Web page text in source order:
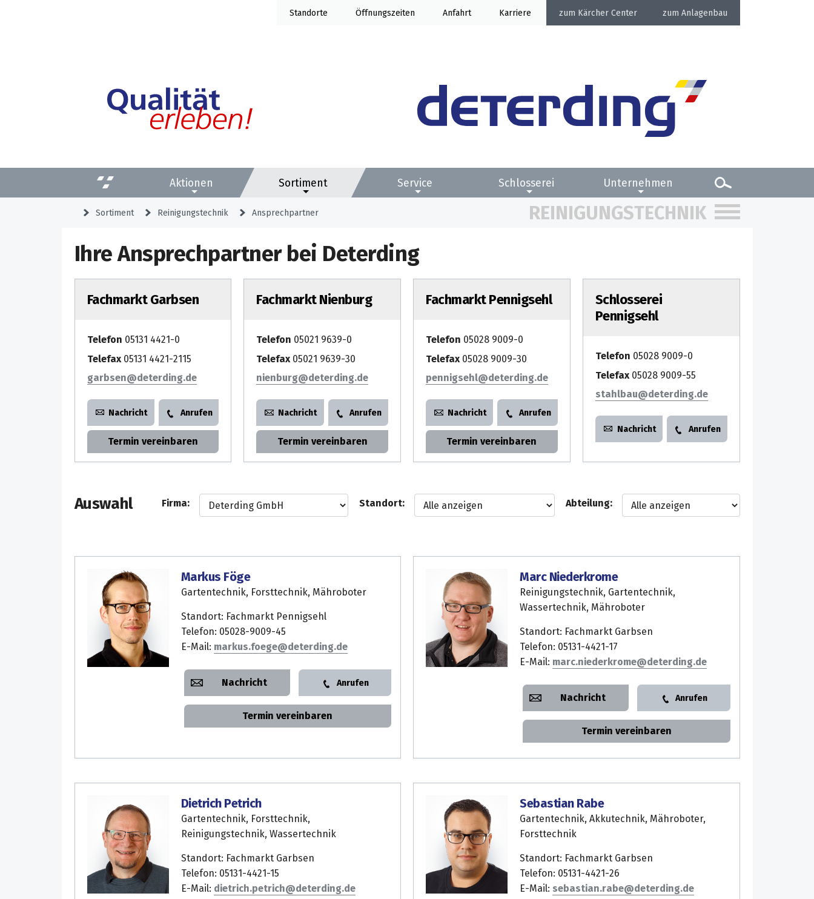
Standorte Öffnung Anfahrt Karriere Kärcher Center Anlagenbau
Aktionen Sortiment Service Schlosserei Unternehmen
REINIGUNGSTECHNIK
Sortiment Reinigungstechnik Ansprechpartner
Ihre Ansprechpartner bei Deterding
Fachmarkt Garbsen
Telefon 05131 4421-0
Telefax05131 4421-2115
garbsen
Nachricht Anrufen
Termin vereinbaren
Fachmarkt Nienburg
Telefon 05021 9639-0
Telefax05021 9639-30
nienburg
Nachricht Anrufen
Termin vereinbaren
Fachmarkt Pennigsehl
Telefon 05028 9009-0
Telefax05028 9009-30
pennigsehl
Nachricht Anrufen
Termin vereinbaren
Schlosserei
Pennigsehl
Telefon 05028 9009-0
Telefax05028 9009-55
stahlbau
Nachricht Anrufen
Auswahl Firma: Standort: Abteilung:
Markus Föge
Gartentechnik, Forsttechnik, Mähroboter
Standort: Fachmarkt Pennigsehl
Telefon: 05028-9009-45
E-Mail: markus.foege
Nachricht Anrufen
Termin vereinbaren
Marc Niederkrome
Reinigungstechnik, Gartentechnik,
Wassertechnik, Mähroboter
Standort: Fachmarkt Garbsen
Telefon: 05131-4421-17
E-Mail: marc.niederkrome
Nachricht Anrufen
Termin vereinbaren
Dietrich Petrich
Gartentechnik, Forsttechnik,
Reinigungstechnik, Wassertechnik
Standort: Fachmarkt Garbsen
Telefon: 05131-4421-15
E-Mail: dietrich.petrich
Sebastian Rabe
Gartentechnik, Akkutechnik, Mähroboter,
Forsttechnik
Standort: Fachmarkt Garbsen
Telefon: 05131-4421-26
E-Mail: sebastian.rabe